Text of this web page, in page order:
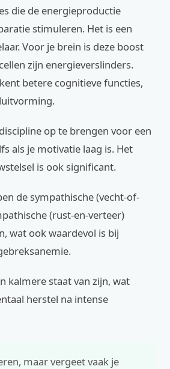
die de energieproductie
stimuleren. Het is een
Voor je brein is deze boost
zijn energieverslinders.
betere cognitieve functies,
op te brengen voor een
als je motivatie laag is. Het
is ook significant.
de sympathische (vecht-of-
(rust-en-verteer)
wat ook waardevol is bij
kalmere staat van zijn, wat
herstel na intense
maar vergeet vaak je